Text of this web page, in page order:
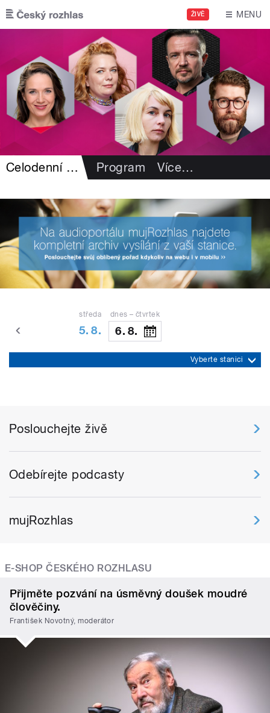
Přejít k hlavnímu obsahu
ŽIVĚ MENU
Celodenní záznamy Program Více…
středa
5. 8.
dnes – čtvrtek
6. 8.
Vyberte stanici
Poslouchejte živě
Odebírejte podcasty
mujRozhlas
E-SHOP ČESKÉHO ROZHLASU
Přijměte pozvání na úsměvný doušek moudré
člověčiny.
František Novotný, moderátor